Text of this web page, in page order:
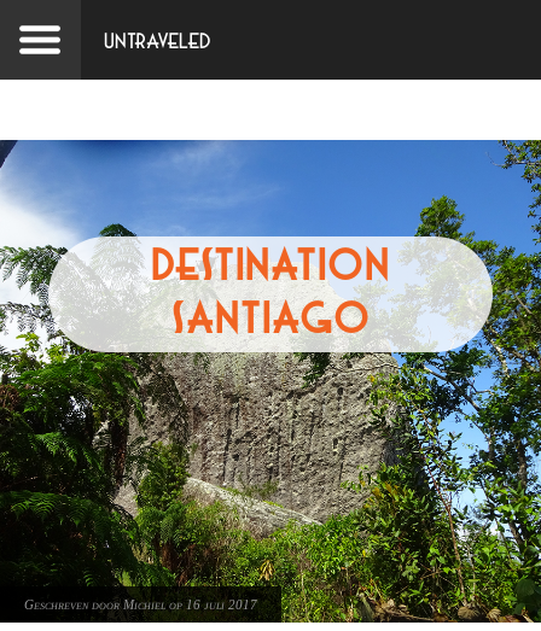
Untraveled
Destination
Santiago
Geschreven door Michiel op 16 juli 2017